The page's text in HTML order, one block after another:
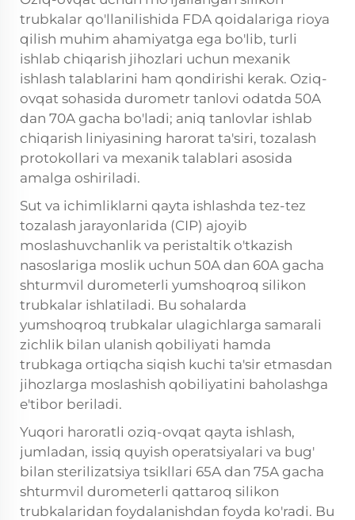
trubkalar qo'llanilishida FDA qoidalariga rioya
qilish muhim ahamiyatga ega bo'lib, turli
ishlab chiqarish jihozlari uchun mexanik
ishlash talablarini ham qondirishi kerak. Oziq-
ovqat sohasida durometr tanlovi odatda 50A
dan 70A gacha bo'ladi; aniq tanlovlar ishlab
chiqarish liniyasining harorat ta'siri, tozalash
protokollari va mexanik talablari asosida
amalga oshiriladi.
Sut va ichimliklarni qayta ishlashda tez-tez
tozalash jarayonlarida (CIP) ajoyib
moslashuvchanlik va peristaltik o'tkazish
nasoslariga moslik uchun 50A dan 60A gacha
shturmvil durometerli yumshoqroq silikon
trubkalar ishlatiladi. Bu sohalarda
yumshoqroq trubkalar ulagichlarga samarali
zichlik bilan ulanish qobiliyati hamda
trubkaga ortiqcha siqish kuchi ta'sir etmasdan
jihozlarga moslashish qobiliyatini baholashga
e'tibor beriladi.
Yuqori haroratli oziq-ovqat qayta ishlash,
jumladan, issiq quyish operatsiyalari va bug'
bilan sterilizatsiya tsikllari 65A dan 75A gacha
shturmvil durometerli qattaroq silikon
trubkalaridan foydalanishdan foyda ko'radi. Bu